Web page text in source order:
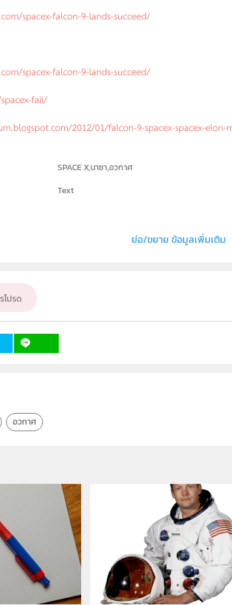
spacex-falcon-9-lands-succeed/
spacex-falcon-9-lands-succeed/
fail/
2012/01/falcon-9-spacex-spacex-elon-
SPACE X,นาซา,อวกาศ
Text
ย่อ/ขยาย ข้อมูลเพิ่มเติม
โปรด
อวกาศ